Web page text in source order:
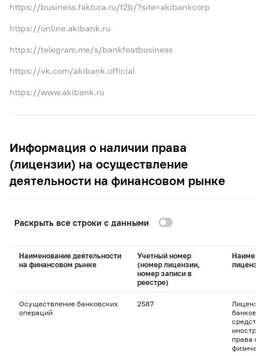
https://business.faktura.ru/f2b/?site=akibankcorp
https://online.akibank.ru
https://telegram.me/s/bankfeatbusiness
https://vk.com/akibank.official
https://www.akibank.ru
Информация о наличии права
(лицензии) на осуществление
деятельности на финансовом рынке
Раскрыть все строки с данными
Наименование деятельности
на финансовом рынке
Учетный номер
(номер лицензии,
номер записи в
реестре)
лицензии
Осуществление банковских
операций
2587
права